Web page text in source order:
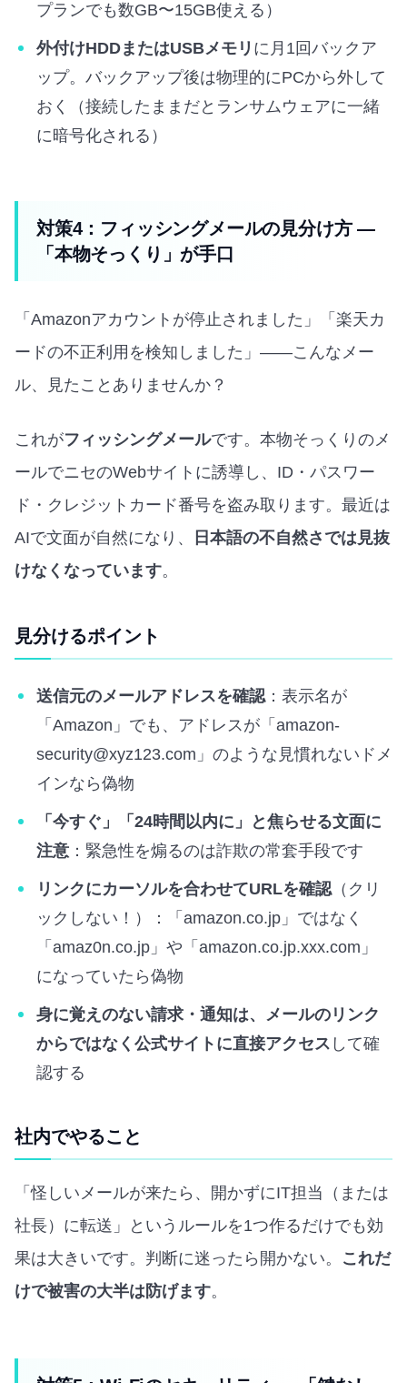
プランでも数GB〜15GB使える）
外付けHDDまたはUSBメモリ に月1回バックア
ップ。バックアップ後は物理的にPCから外して
おく（接続したままだとランサムウェアに一緒
に暗号化される）
対策4：フィッシングメールの見分け方 —
「本物そっくり」が手口
「Amazonアカウントが停止されました」「楽天カ
ードの不正利用を検知しました」——こんなメー
ル、見たことありませんか？
これがフィッシングメールです。本物そっくりのメ
ールでニセのWebサイトに誘導し、ID・パスワー
ド・クレジットカード番号を盗み取ります。最近は
AIで文面が自然になり、
日本語の不自然さでは見抜
けなくなっています。
見分けるポイント
送信元のメールアドレスを確認：表示名が
「Amazon」でも、アドレスが「amazon-
security@xyz123.com」のような見慣れないドメ
インなら偽物
「今すぐ」「24時間以内に」と焦らせる文面に
注意 ：緊急性を煽るのは詐欺の常套手段です
リンクにカーソルを合わせてURLを確認（クリ
ックしない！）：「amazon.co.jp」ではなく
「amaz0n.co.jp」や「amazon.co.jp.xxx.com」
になっていたら偽物
身に覚えのない請求・通知は、メールのリンク
からではなく公式サイトに直接アクセス して確
認する
社内でやること
「怪しいメールが来たら、開かずにIT担当（または
社長）に転送」というルールを1つ作るだけでも効
果は大きいです。判断に迷ったら開かない。 これだ
けで被害の大半は防げます。